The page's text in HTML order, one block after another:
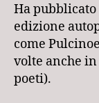
Ha
edizione
come
volte anche
poeti).